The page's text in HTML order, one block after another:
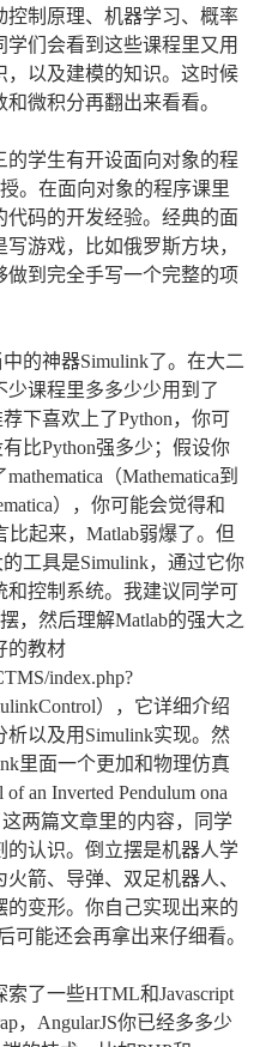
控制原理、机器学习、概率
们会看到这些课程里又用
，以及建模的知识。这时候
微积分再翻出来看看。
的学生有开设面向对象的程
。在面向对象的程序课里
代码的开发经验。经典的面
游戏，比如俄罗斯方块，
做到完全手写一个完整的项
的神器Simulink了。在大二
课程里多多少少用到了
下喜欢上了Python，你可
比Python强多少；假设你
（Mathematica到
），你可能会觉得和
比起来，Matlab弱爆了。但
工具是Simulink，通过它你
和控制系统。我建议同学可
，然后理解Matlab的强大之
的教材
index.php?
），它详细介绍
以及用Simulink实现。然
里面一个更加和物理仿真
an Inverted Pendulum ona
两篇文章里的内容，同学
的认识。倒立摆是机器人学
箭、导弹、双足机器人、
的变形。你自己实现出来的
可能还会再拿出来仔细看。
了一些HTML和Javascript
，AngularJS你已经多多少